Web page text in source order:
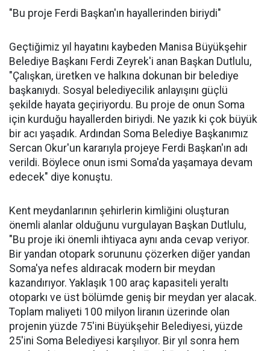
"Bu proje Ferdi Başkan'ın hayallerinden biriydi"
Geçtiğimiz yıl hayatını kaybeden Manisa Büyükşehir
Belediye Başkanı Ferdi Zeyrek'i anan Başkan Dutlulu,
"Çalışkan, üretken ve halkına dokunan bir belediye
başkanıydı. Sosyal belediyecilik anlayışını güçlü
şekilde hayata geçiriyordu. Bu proje de onun Soma
için kurduğu hayallerden biriydi. Ne yazık ki çok büyük
bir acı yaşadık. Ardından Soma Belediye Başkanımız
Sercan Okur'un kararıyla projeye Ferdi Başkan'ın adı
verildi. Böylece onun ismi Soma'da yaşamaya devam
edecek" diye konuştu.
Kent meydanlarının şehirlerin kimliğini oluşturan
önemli alanlar olduğunu vurgulayan Başkan Dutlulu,
"Bu proje iki önemli ihtiyaca aynı anda cevap veriyor.
Bir yandan otopark sorununu çözerken diğer yandan
Soma'ya nefes aldıracak modern bir meydan
kazandırıyor. Yaklaşık 100 araç kapasiteli yeraltı
otoparkı ve üst bölümde geniş bir meydan yer alacak.
Toplam maliyeti 100 milyon liranın üzerinde olan
projenin yüzde 75'ini Büyükşehir Belediyesi, yüzde
25'ini Soma Belediyesi karşılıyor. Bir yıl sonra hem